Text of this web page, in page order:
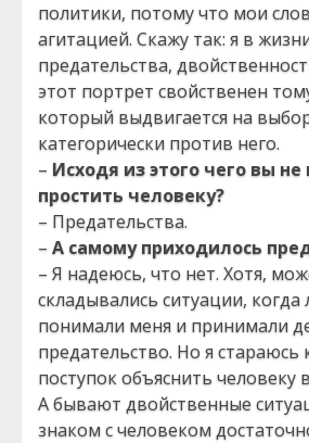
политики, потому что мои
агитацией. Скажу так: я в
предательства,
этот портрет свойственен
который выдвигается на
категорически против него.
– Исходя из этого чего вы
простить человеку?
– Предательства.
– А самому приходилось
– Я надеюсь, что нет. Хотя,
складывались ситуации,
понимали меня и принимали
предательство. Но я
поступок объяснить человеку
А бывают двойственные
знаком с человеком